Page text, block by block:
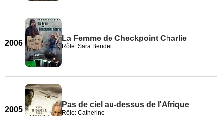
2006
La Femme de Checkpoint Charlie
Rôle: Sara Bender
2005
Pas de ciel au-dessus de l'Afrique
Rôle: Catherine